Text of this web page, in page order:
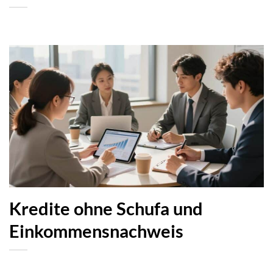
Kredite ohne Schufa und
Einkommensnachweis